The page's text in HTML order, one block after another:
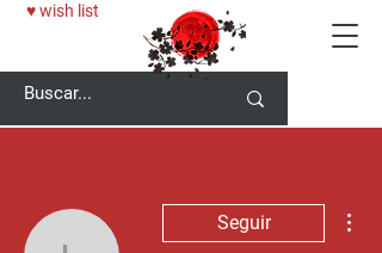
♥ wish list
Seguir